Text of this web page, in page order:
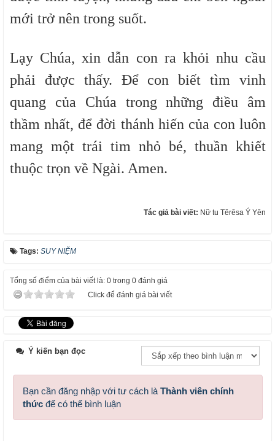
mới trở nên trong suốt.
Lạy Chúa, xin dẫn con ra khỏi nhu cầu
phải được thấy. Để con biết tìm vinh
quang của Chúa trong những điều âm
thầm nhất, để đời thánh hiến của con luôn
mang một trái tim nhỏ bé, thuần khiết
thuộc trọn về Ngài. Amen.
Tác giả bài viết: Nữ tu Têrêsa Ý Yên
Tags: SUY NIỆM
Tổng số điểm của bài viết là: 0 trong 0 đánh giá
Click để đánh giá bài viết
Ý kiến bạn đọc
Bạn cần đăng nhập với tư cách là Thành viên chính
thức để có thể bình luận